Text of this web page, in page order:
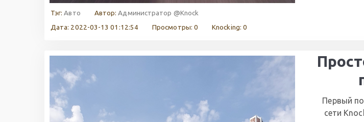
Тэг:Авто Автор:Администратор @Knock
Дата: 2022-03-13 01:12:54
Просмотры: 0 Knocking: 0
Первый
сети